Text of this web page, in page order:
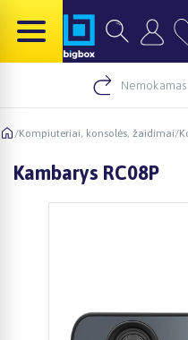
/Kompiuteriai, konsolės, žaidimai/
Kambarys RC08P